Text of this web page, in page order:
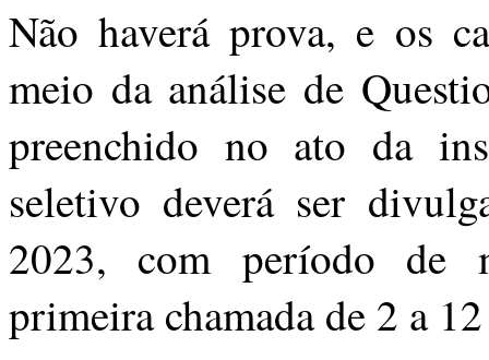
Não haverá prova, e os
meio da análise de
preenchido no ato da
seletivo deverá ser
2023, com período de
primeira chamada de 2 a